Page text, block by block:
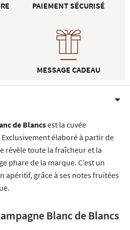
PAIEMENT SÉCURISÉ
MESSAGE CADEAU
de Blancsest la cuvée
élaboré à partir de
révèle toute la fraîcheur et la
phare de la marque. C’est un
apéritif, grâce à ses notes fruitées
Blanc de Blancs